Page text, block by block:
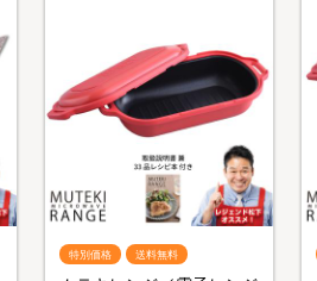
特別価格 送料無料